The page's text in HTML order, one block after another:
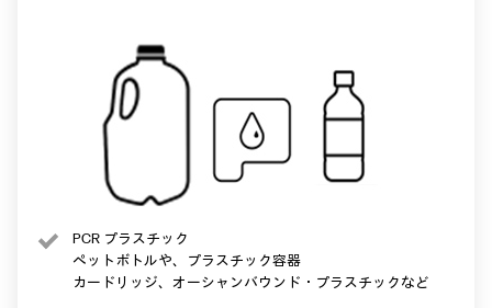
PCR プラスチック
ペットボトルや、プラスチック容器
カードリッジ、オーシャンバウンド・プラスチックなど